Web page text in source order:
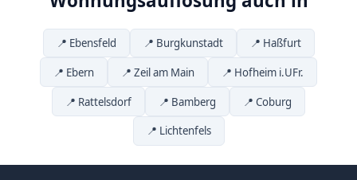
📍 Ebensfeld 📍 Burgkunstadt 📍 Haßfurt
📍 Ebern 📍 Zeil am Main 📍 Hofheim i.UFr.
📍 Rattelsdorf 📍 Bamberg 📍 Coburg
📍 Lichtenfels